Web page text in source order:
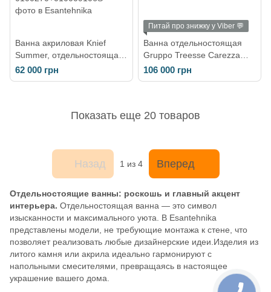
Ванна акриловая Knief
Summer, отдельностоящая,
без г/м, щелевой слив,
190x90x60 см, белый
62 000 грн
Питай про знижку у Viber 💬
Ванна отдельностоящая
Gruppo Treesse Carezza
180 х 85 белый матовый
V308BO
106 000 грн
Показать еще 20 товаров
Назад 1 из 4 Вперед
Отдельностоящие ванны: роскошь и главный акцент
интерьера. Отдельностоящая ванна — это символ
изысканности и максимального уюта. В Esantehnika
представлены модели, не требующие монтажа к стене, что
позволяет реализовать любые дизайнерские идеи.Изделия из
литого камня или акрила идеально гармонируют с
напольными смесителями, превращаясь в настоящее
украшение вашего дома.